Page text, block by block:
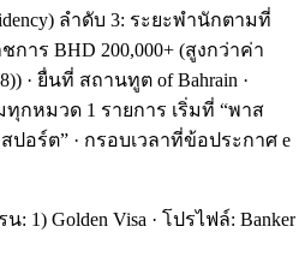
ลำดับ 3: ระยะพำนักตามที่
การ BHD 200,000+ (สูงกว่าค่า
· ยื่นที่ สถานทูต of Bahrain ·
ทุกหมวด 1 รายการ เริ่มที่ “พาส
ปอร์ต” · กรอบเวลาที่ข้อประกาศ e
1) Golden Visa · โปรไฟล์: Banker